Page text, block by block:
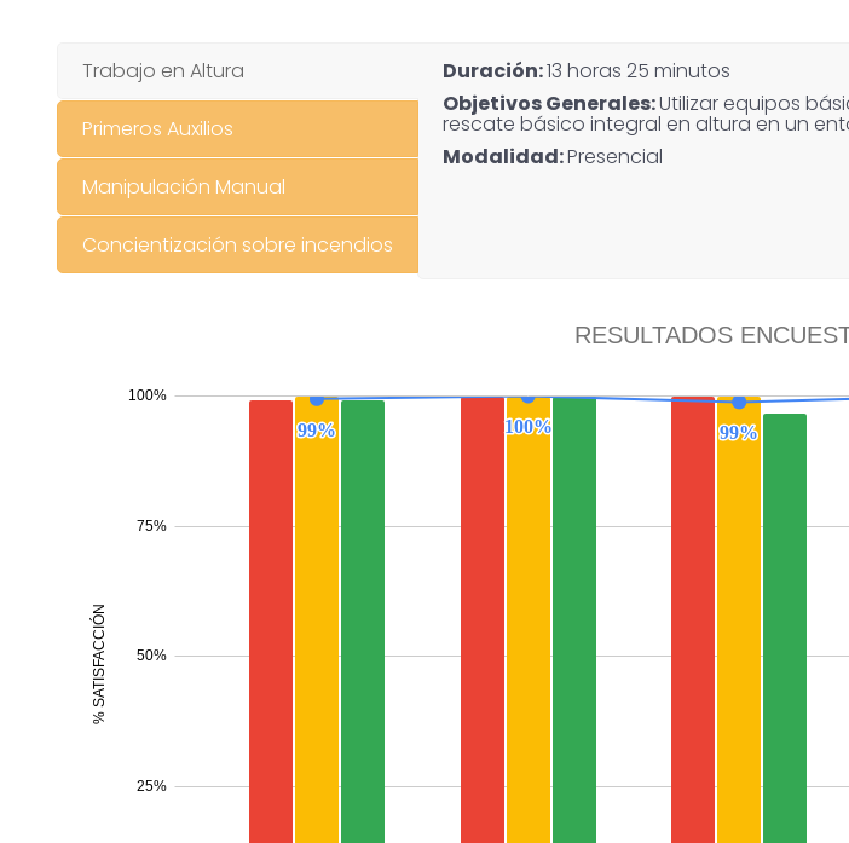
Trabajo en Altura
Primeros Auxilios
Manipulación Manual
Concientización sobre incendios
Duración:13 horas 25 minutos
Objetivos Generales:Utilizar equipos
rescate básico integral en altura en un
Modalidad:Presencial